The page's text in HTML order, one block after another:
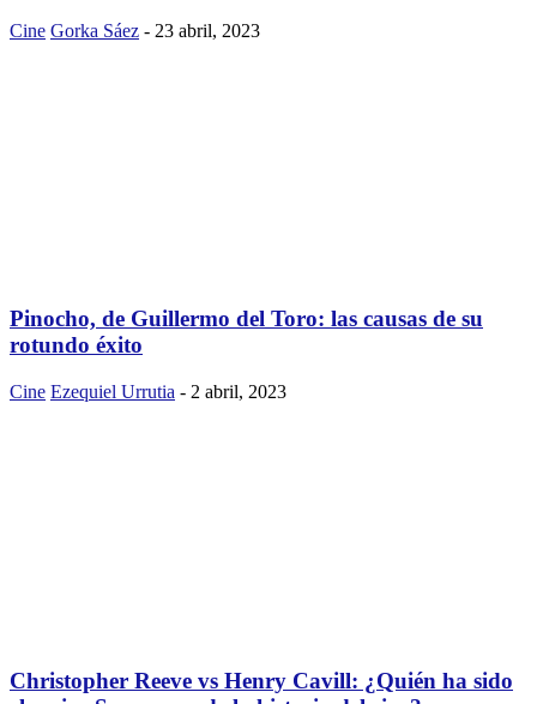
Cine Gorka Sáez - 23 abril, 2023
Pinocho, de Guillermo del Toro: las causas de su
rotundo éxito
Cine Ezequiel Urrutia - 2 abril, 2023
Christopher Reeve vs Henry Cavill: ¿Quién ha sido